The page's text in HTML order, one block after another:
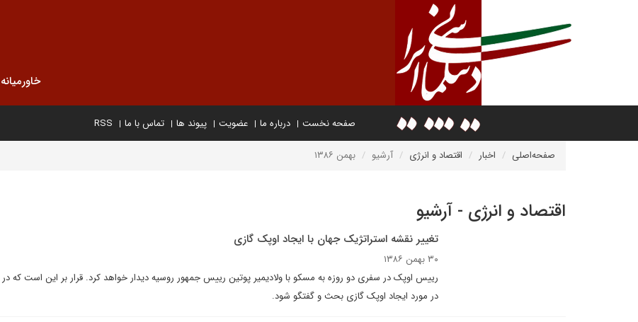
خاورمیانه
صفحه نخست درباره ما عضویت پیوند ها تماس با ما RSS
صفحه‌اصلی اخبار اقتصاد و انرژی آرشیو بهمن ۱۳۸۶
اقتصاد و انرژی - آرشیو
تغيير نقشه استراتژيک جهان با ايجاد اوپک گازى
۳۰ بهمن ۱۳۸۶
رييس اوپک در سفرى دو روزه به مسکو با ولاديمير پوتين رييس جمهور روسيه ديدار خواهد کرد. قرار بر اين است که
در مورد ايجاد اوپک گازى بحث و گفتگو شود.